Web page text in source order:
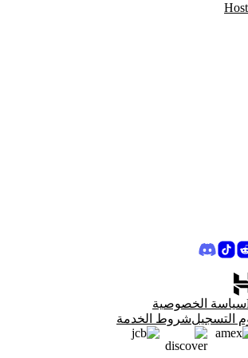
سياسة الخصوصية
التسجيلشروط الخدمة